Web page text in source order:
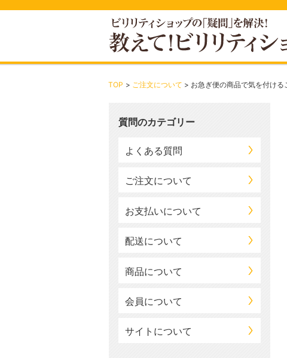
TOP ご注文について お急ぎ便の商品で気を付ける
質問のカテゴリー
よくある質問
ご注文について
お支払いについて
配送について
商品について
会員について
サイトについて